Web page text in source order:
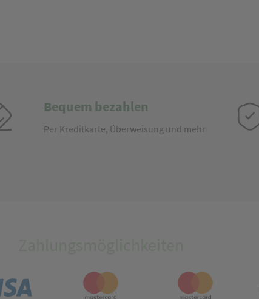
Bequem bezahlen
Per Kreditkarte, Überweisung und mehr